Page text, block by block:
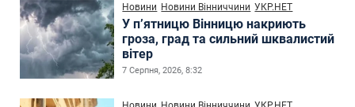
Новини Новини Вінниччини УКР.НЕТ
У п’ятницю Вінницю накриють
гроза, град та сильний шквалистий
вітер
7 Серпня, 2026, 8:32